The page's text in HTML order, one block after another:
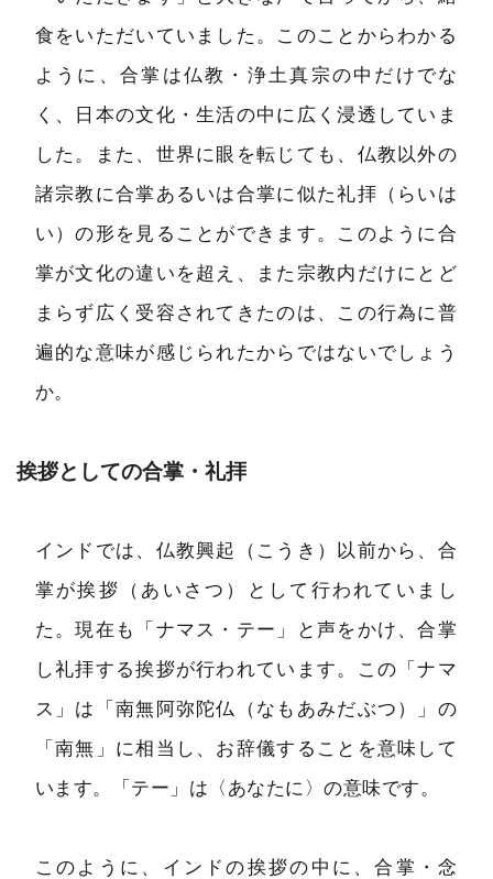
食をいただいていました。このことからわかる
ように、合掌は仏教・浄土真宗の中だけでな
く、日本の文化・生活の中に広く浸透していま
した。また、世界に眼を転じても、仏教以外の
諸宗教に合掌あるいは合掌に似た礼拝（らいは
い）の形を見ることができます。このように合
掌が文化の違いを超え、また宗教内だけにとど
まらず広く受容されてきたのは、この行為に普
遍的な意味が感じられたからではないでしょう
か。
挨拶としての合掌・礼拝
インドでは、仏教興起（こうき）以前から、合
掌が挨拶（あいさつ）として行われていまし
た。現在も「ナマス・テー」と声をかけ、合掌
し礼拝する挨拶が行われています。この「ナマ
ス」は「南無阿弥陀仏（なもあみだぶつ）」の
「南無」に相当し、お辞儀することを意味して
います。「テー」は〈あなたに〉の意味です。
このように、インドの挨拶の中に、合掌・念